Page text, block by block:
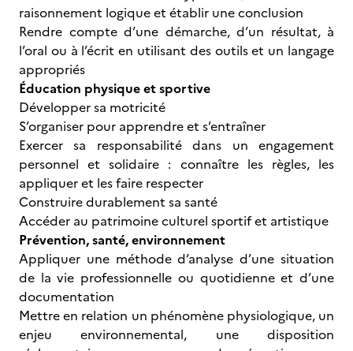
raisonnement logique et établir une conclusion
Rendre compte d’une démarche, d’un résultat, à
l’oral ou à l’écrit en utilisant des outils et un langage
appropriés
Éducation physique et sportive
Développer sa motricité
S’organiser pour apprendre et s’entraîner
Exercer sa responsabilité dans un engagement
personnel et solidaire : connaître les règles, les
appliquer et les faire respecter
Construire durablement sa santé
Accéder au patrimoine culturel sportif et artistique
Prévention, santé, environnement
Appliquer une méthode d’analyse d’une situation
de la vie professionnelle ou quotidienne et d’une
documentation
Mettre en relation un phénomène physiologique, un
enjeu environnemental, une disposition